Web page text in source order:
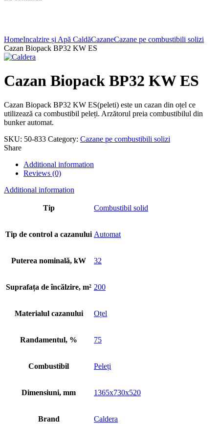
HomeIncalzire și Apă CaldăCazaneCazane pe combustibili solizi
Cazan Biopack BP32 KW ES
Cazan Biopack BP32 KW ES
Cazan Biopack BP32 KW ES(peleti) este un cazan din oțel ce
utilizează ca combustibil peleți. Arzătorul preia combustibilul din
bunker automat.
SKU: 50-833 Category: Cazane pe combustibili solizi
Share
Additional information
Reviews (0)
Additional information
Tip Combustibil solid
Tip de control a cazanului Automat
Puterea nominală, kW 32
Suprafața de încălzire, m² 200
Materialul cazanului Oțel
Randamentul, % 75
Combustibil Peleți
Dimensiuni, mm 1365x730x520
Brand Caldera